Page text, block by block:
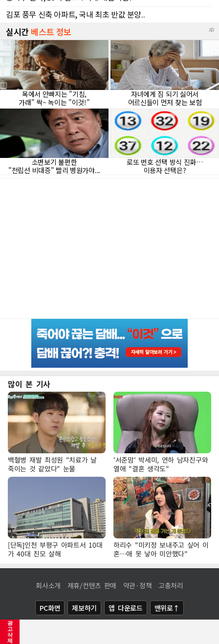
광
고
삭
제
많이 본 기사
백혈병 재발 최성원 "치료가 날
죽이는 것 같았다" 눈물
'서준맘' 박세미, 연하 남자친구와
열애 "결혼 생각도"
[단독]인천 부평구 아파트서 10대
가 40대 친모 살해
하리수 "미키정 보내주고 싶어 이
혼…애 못 낳아 미안했다"
회사소개 제휴/컨텐츠 판매 약관·정책 고충처리
PC화면 제보하기 앱 다운로드 맨위로↑